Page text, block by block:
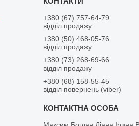
+380 (67) 757-64-79
відділ продажу
+380 (50) 468-05-76
відділ продажу
+380 (73) 268-69-66
відділ продажу
+380 (68) 158-55-45
відділ повернень (viber)